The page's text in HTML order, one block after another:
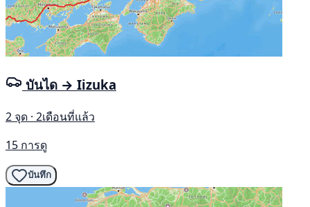
บันได → Iizuka
2 จุด · 2เดือนที่แล้ว
15 การดู
บันทึก